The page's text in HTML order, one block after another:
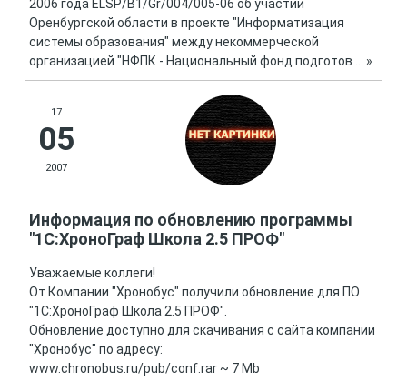
2006 года ELSP/B1/Gr/004/005-06 об участии
Оренбургской области в проекте "Информатизация
системы образования" между некоммерческой
организацией "НФПК - Национальный фонд подготов ... »
17
05
2007
Информация по обновлению программы
"1С:ХроноГраф Школа 2.5 ПРОФ"
Уважаемые коллеги!
От Компании "Хронобус" получили обновление для ПО
"1С:ХроноГраф Школа 2.5 ПРОФ".
Обновление доступно для скачивания с сайта компании
"Хронобус" по адресу:
www.chronobus.ru/pub/conf.rar ~ 7 Mb